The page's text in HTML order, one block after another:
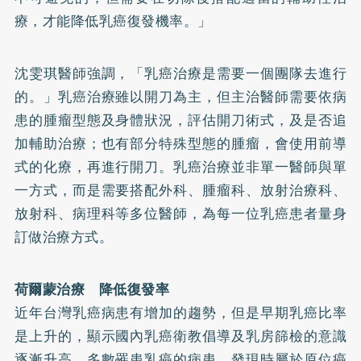
療，才能降低乳癌復發機率。」
沈雯琪醫師強調，「乳癌治療是需要一個團隊去進行
的。」乳癌治療雖以開刀為主，但主治醫師需要依病
患的腫瘤型態及身體狀況，評估開刀術式，及是否追
加輔助治療；也有部分特殊型態的腫瘤，會使用前導
式的化療，再進行開刀。乳癌治療並非單一醫師與單
一方式，而是需要搭配外科、腫瘤科、放射治療科、
放射科、病理科等多位醫師，為每一位乳癌患者量身
訂做治療方式。
荷爾蒙治療 降低復發率
近年台灣乳癌病患有增加的趨勢，但是早期乳癌比率
是上升的，顯示國內乳癌衛教倡導及乳房篩檢的意識